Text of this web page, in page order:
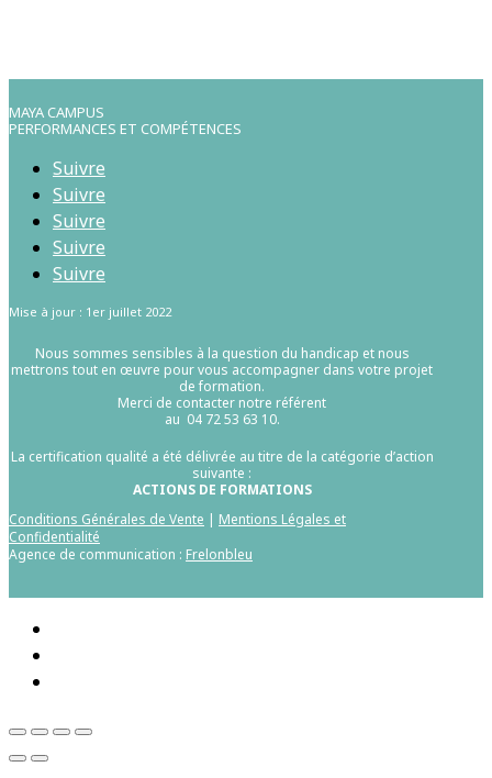
MAYA CAMPUS
PERFORMANCES ET COMPÉTENCES
Suivre
Suivre
Suivre
Suivre
Suivre
Mise à jour : 1er juillet 2022
Nous sommes sensibles à la question du handicap et nous
mettrons tout en œuvre pour vous accompagner dans votre projet
de formation.
Merci de contacter notre référent
au 04 72 53 63 10.
La certification qualité a été délivrée au titre de la catégorie d’action
suivante :
ACTIONS DE FORMATIONS
Conditions Générales de Vente | Mentions Légales et
Confidentialité
Agence de communication : Frelonbleu